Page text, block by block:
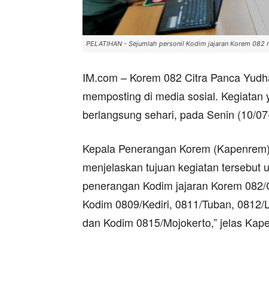
PELATIHAN - Sejumlah personil Kodim jajaran Korem
IM.com – Korem 082 Citra Panca
memposting di media sosial.
berlangsung sehari, pada Senin (10/
Kepala Penerangan Korem
menjelaskan tujuan kegiatan tersebut
penerangan Kodim jajaran Korem
Kodim 0809/Kediri, 0811/Tuban,
dan Kodim 0815/Mojokerto,” jelas